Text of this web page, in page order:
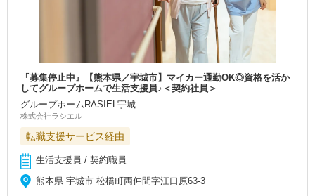
『募集停止中』【熊本県／宇城市】マイカー通勤OK◎資格を活か
してグループホームで生活支援員♪＜契約社員＞
グループホームRASIEL宇城
株式会社ラシエル
転職支援サービス経由
生活支援員 / 契約職員
熊本県 宇城市 松橋町両仲間字江口原63-3